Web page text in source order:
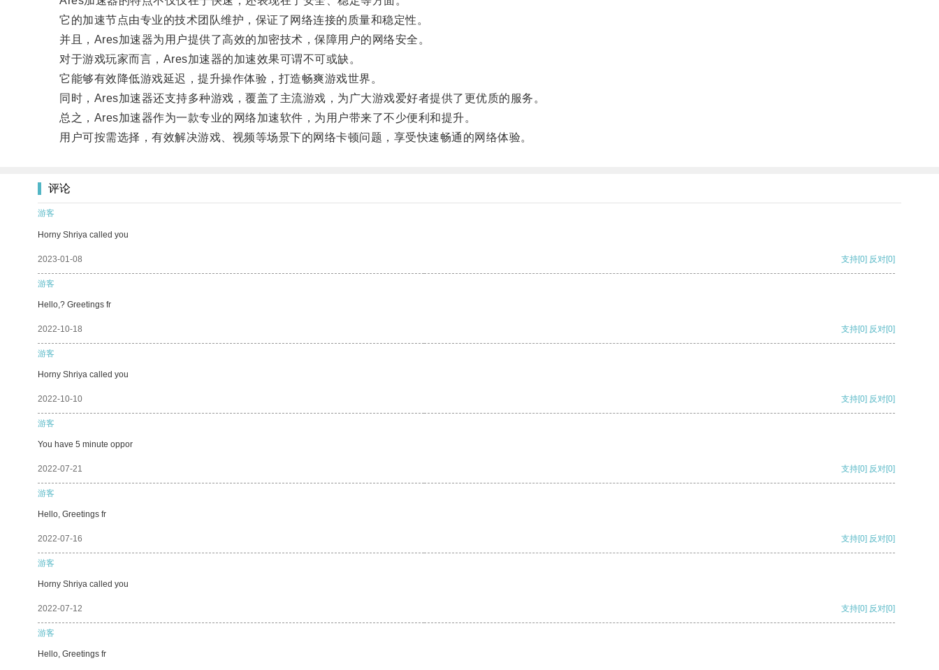
它的加速节点由专业的技术团队维护，保证了网络连接的质量和稳定性。
并且，Ares加速器为用户提供了高效的加密技术，保障用户的网络安全。
对于游戏玩家而言，Ares加速器的加速效果可谓不可或缺。
它能够有效降低游戏延迟，提升操作体验，打造畅爽游戏世界。
同时，Ares加速器还支持多种游戏，覆盖了主流游戏，为广大游戏爱好者提供了更优质的服务。
总之，Ares加速器作为一款专业的网络加速软件，为用户带来了不少便利和提升。
用户可按需选择，有效解决游戏、视频等场景下的网络卡顿问题，享受快速畅通的网络体验。
评论
游客
Horny Shriya called you
2023-01-08 支持[0] 反对[0]
游客
Hello,? Greetings fr
2022-10-18 支持[0] 反对[0]
游客
Horny Shriya called you
2022-10-10 支持[0] 反对[0]
游客
You have 5 minute oppor
2022-07-21 支持[0] 反对[0]
游客
Hello, Greetings fr
2022-07-16 支持[0] 反对[0]
游客
Horny Shriya called you
2022-07-12 支持[0] 反对[0]
游客
Hello, Greetings fr